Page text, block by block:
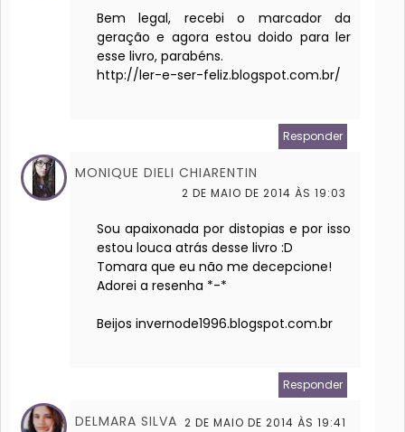
Bem legal, recebi o marcador da
geração e agora estou doido para ler
esse livro, parabéns.
http://ler-e-ser-feliz.blogspot.com.br/
Responder
MONIQUE DIELI CHIARENTIN
2 DE MAIO DE 2014 ÀS 19:03
Sou apaixonada por distopias e por isso
estou louca atrás desse livro :D
Tomara que eu não me decepcione!
Adorei a resenha *-*
Beijos invernode1996.blogspot.com.br
Responder
DELMARA SILVA 2 DE MAIO DE 2014 ÀS 19:41